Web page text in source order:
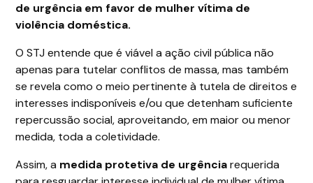
de urgência em favor de mulher vítima de
violência doméstica.
O STJ entende que é viável a ação civil pública não
apenas para tutelar conflitos de massa, mas também
se revela como o meio pertinente à tutela de direitos e
interesses indisponíveis e/ou que detenham suficiente
repercussão social, aproveitando, em maior ou menor
medida, toda a coletividade.
Assim, a medida protetiva de urgênciarequerida